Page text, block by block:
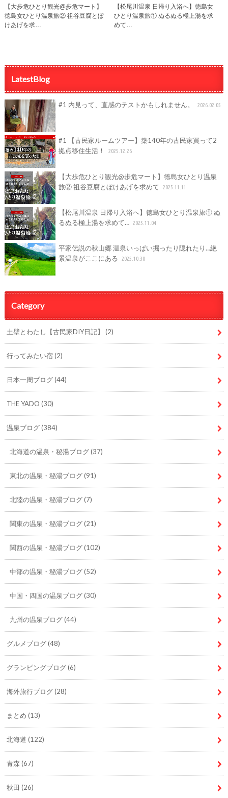
【大歩危ひとり観光@歩危マート】
徳島女ひとり温泉旅② 祖谷豆腐とぼ
けあげを求…
【松尾川温泉 日帰り入浴へ】徳島女
ひとり温泉旅① ぬるぬる極上湯を求
めて…
LatestBlog
#1 内見って、直感のテストかもしれません。 2026.02.05
#1 【古民家ルームツアー】築140年の古民家買って2
拠点移住生活！
2025.12.26
【大歩危ひとり観光@歩危マート】徳島女ひとり温泉
旅② 祖谷豆腐とぼけあげを求めて
2025.11.11
【松尾川温泉 日帰り入浴へ】徳島女ひとり温泉旅① ぬ
るぬる極上湯を求めて… 2025.11.04
平家伝説の秋山郷 温泉いっぱい掘ったり隠れたり…絶
景温泉がここにある
2025.10.30
Category
土壁とわたし【古民家DIY日記】 (2)
行ってみたい宿(2)
日本一周ブログ(44)
THE YADO (30)
温泉ブログ(384)
北海道の温泉・秘湯ブログ(37)
東北の温泉・秘湯ブログ(91)
北陸の温泉・秘湯ブログ(7)
関東の温泉・秘湯ブログ(21)
関西の温泉・秘湯ブログ(102)
中部の温泉・秘湯ブログ(52)
中国・四国の温泉ブログ(30)
九州の温泉ブログ(44)
グルメブログ(48)
グランピングブログ(6)
海外旅行ブログ(28)
まとめ (13)
北海道 (122)
青森 (67)
秋田 (26)